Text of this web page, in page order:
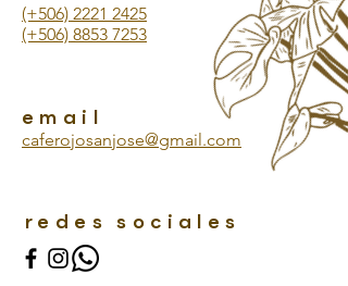
(+506) 2221 2425
email
caferojosanjose@gmail.com
(+506) 8853 7253
redes sociales